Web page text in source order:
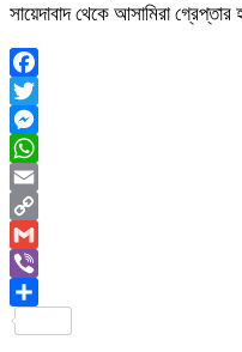
সায়েদাবাদ থেকে আসামিরা
Facebook
Twitter
Messenger
WhatsApp
Email
Copy
Link
Gmail
Viber